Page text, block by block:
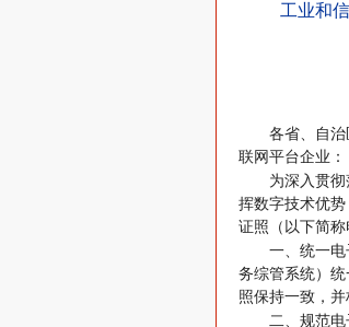
工业和
各省、自
联网平台企业：
为深入贯
挥数字技术优
证照（以下简称
一、统一
务综管系统）
照保持一致，
二、规范